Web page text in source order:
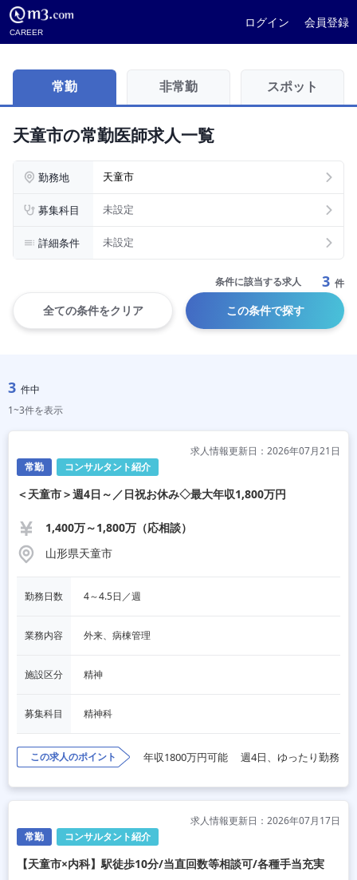
CAREER
ログイン 会員登録
常勤 非常勤 スポット
天童市の常勤医師求人一覧
勤務地 天童市
募集科目 未設定
詳細条件 未設定
条件に該当する求人 3 件
全ての条件をクリア この条件で探す
3 件中
1~3件を表示
常勤 コンサルタント紹介
求人情報更新日：2026年07月21日
＜天童市＞週4日～／日祝お休み◇最大年収1,800万円
1,400万～1,800万（応相談）
山形県天童市
勤務日数 4～4.5日／週
業務内容 外来、病棟管理
施設区分 精神
募集科目 精神科
この求人のポイント 年収1800万円可能 週4日、ゆったり勤務
常勤 コンサルタント紹介
求人情報更新日：2026年07月17日
【天童市×内科】駅徒歩10分/当直回数等相談可/各種手当充実